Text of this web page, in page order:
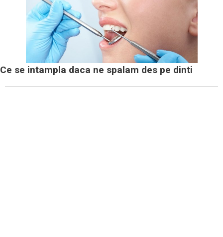
Ce se intampla daca ne spalam des pe dinti